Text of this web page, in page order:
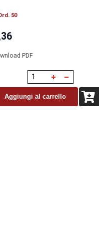
50
PDF
Aggiungi al carrello